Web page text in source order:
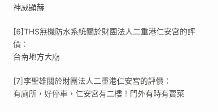
神威顯赫
[6]THS無機防水系統關於財團法人二重港仁安宮的評
價：
台南地方大廟
[7]李聖雄關於財團法人二重港仁安宮的評價：
有廁所，好停車，仁安宮有二樓！門外有時有賣菜